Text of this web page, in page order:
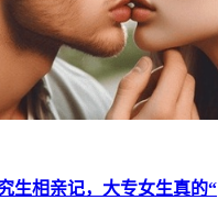
生相亲记，大专女生真的“